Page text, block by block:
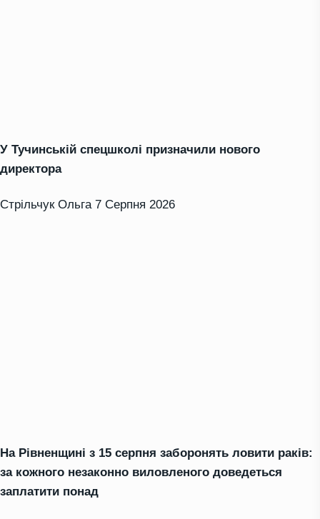
У Тучинській спецшколі призначили нового
директора
Стрільчук Ольга 7 Серпня 2026
На Рівненщині з 15 серпня заборонять ловити раків:
за кожного незаконно виловленого доведеться
заплатити понад